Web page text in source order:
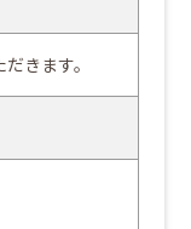
きます。